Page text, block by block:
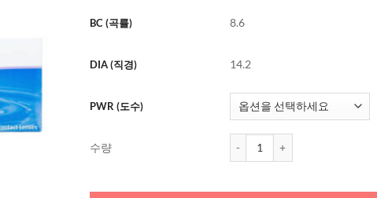
BC (곡률) 8.6
DIA (직경) 14.2
PWR (도수)
수량